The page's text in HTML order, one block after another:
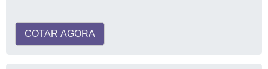
COTAR AGORA